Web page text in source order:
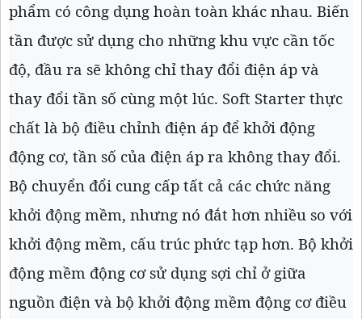
phẩm có công dụng hoàn toàn khác nhau. Biến
tần được sử dụng cho những khu vực cần tốc
độ, đầu ra sẽ không chỉ thay đổi điện áp và
thay đổi tần số cùng một lúc. Soft Starter thực
chất là bộ điều chỉnh điện áp để khởi động
động cơ, tần số của điện áp ra không thay đổi.
Bộ chuyển đổi cung cấp tất cả các chức năng
khởi động mềm, nhưng nó đắt hơn nhiều so với
khởi động mềm, cấu trúc phức tạp hơn. Bộ khởi
động mềm động cơ sử dụng sợi chỉ ở giữa
nguồn điện và bộ khởi động mềm động cơ điều